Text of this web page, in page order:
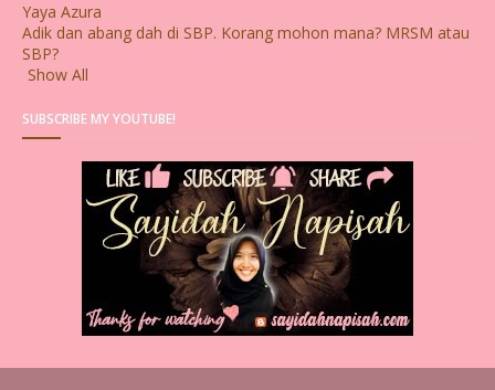
Yaya Azura
Adik dan abang dah di SBP. Korang mohon mana? MRSM atau
SBP?
Show All
SUBSCRIBE MY YOUTUBE!